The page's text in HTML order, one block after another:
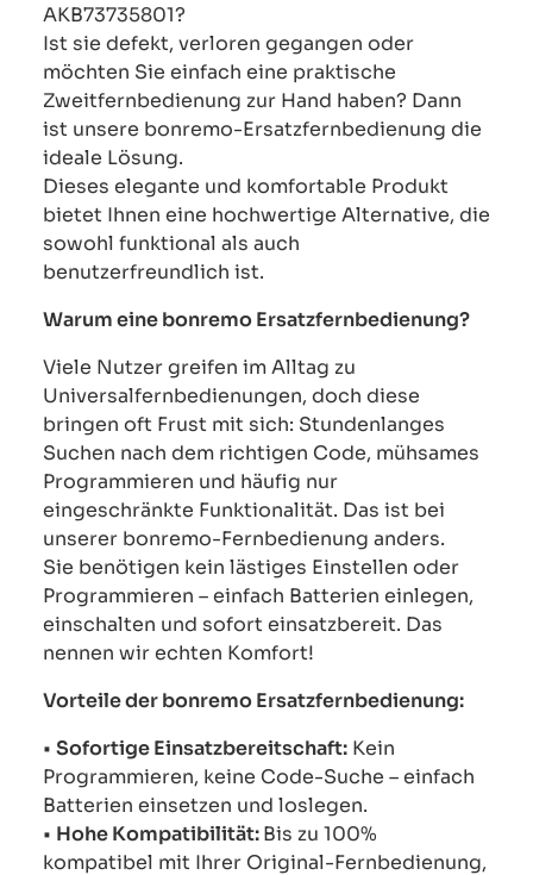
AKB73735801?
Ist sie defekt, verloren gegangen oder
möchten Sie einfach eine praktische
Zweitfernbedienung zur Hand haben? Dann
ist unsere bonremo-Ersatzfernbedienung die
ideale Lösung.
Dieses elegante und komfortable Produkt
bietet Ihnen eine hochwertige Alternative, die
sowohl funktional als auch
benutzerfreundlich ist.
Warum eine bonremo Ersatzfernbedienung?
Viele Nutzer greifen im Alltag zu
Universalfernbedienungen, doch diese
bringen oft Frust mit sich: Stundenlanges
Suchen nach dem richtigen Code, mühsames
Programmieren und häufig nur
eingeschränkte Funktionalität. Das ist bei
unserer bonremo-Fernbedienung anders.
Sie benötigen kein lästiges Einstellen oder
Programmieren – einfach Batterien einlegen,
einschalten und sofort einsatzbereit. Das
nennen wir echten Komfort!
Vorteile der bonremo Ersatzfernbedienung:
• Sofortige Einsatzbereitschaft: Kein
Programmieren, keine Code-Suche – einfach
Batterien einsetzen und loslegen.
• Hohe Kompatibilität:Bis zu 100%
kompatibel mit Ihrer Original-Fernbedienung,